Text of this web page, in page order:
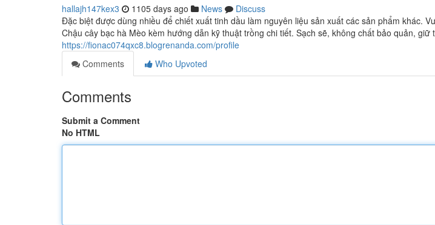
hallajh147kex3 1105 days ago News
Discuss
Đặc biệt được dùng nhiều để chiết xuất tinh dầu làm nguyên liệu sản xuất các sản phẩm khác.
Chậu cây bạc hà Mèo kèm hướng dẫn kỹ thuật trồng chi tiết. Sạch sẽ, không chất bảo quản, giữ
https://fionac074qxc8.blogrenanda.com/profile
Comments
Who Upvoted
Comments
Submit a Comment
No HTML